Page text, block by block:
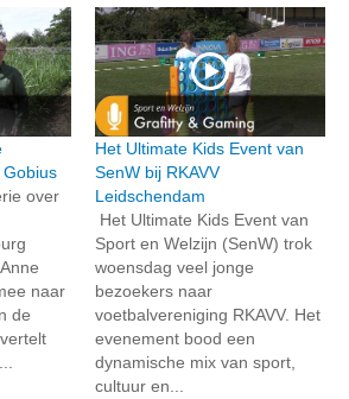
over
naar
de
Het Ultimate Kids Event van
SenW bij RKAVV
Leidschendam
Het Ultimate Kids Event van
Sport en Welzijn (SenW) trok
woensdag veel jonge
bezoekers naar
voetbalvereniging RKAVV. Het
evenement bood een
dynamische mix van sport,
cultuur en...